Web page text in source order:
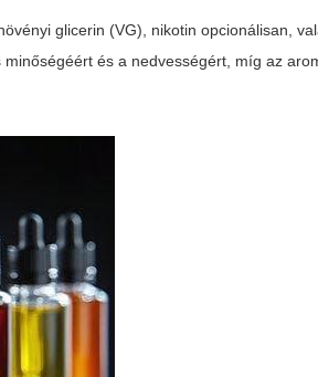
glicerin (VG), nikotin opcionálisan,
és a nedvességért, míg az